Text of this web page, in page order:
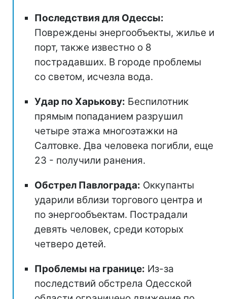
Последствия для Одессы:
Повреждены энергообъекты, жилье и
порт, также известно о 8
пострадавших. В городе проблемы
со светом, исчезла вода.
Удар по Харькову: Беспилотник
прямым попаданием разрушил
четыре этажа многоэтажки на
Салтовке. Два человека погибли, еще
23 - получили ранения.
Обстрел Павлограда: Оккупанты
ударили вблизи торгового центра и
по энергообъектам. Пострадали
девять человек, среди которых
четверо детей.
Проблемы на границе: Из-за
последствий обстрела Одесской